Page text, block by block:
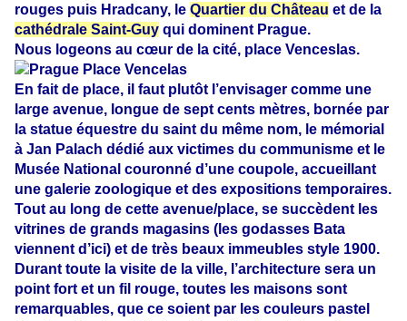
rouges puis Hradcany, le Quartier du Château et de la
cathédrale Saint-Guy qui dominent Prague.
Nous logeons au cœur de la cité, place Venceslas.
En fait de place, il faut plutôt l’envisager comme une
large avenue, longue de sept cents mètres, bornée par
la statue équestre du saint du même nom, le mémorial
à Jan Palach dédié aux victimes du communisme et le
Musée National couronné d’une coupole, accueillant
une galerie zoologique et des expositions temporaires.
Tout au long de cette avenue/place, se succèdent les
vitrines de grands magasins (les godasses Bata
viennent d’ici) et de très beaux immeubles style 1900.
Durant toute la visite de la ville, l’architecture sera un
point fort et un fil rouge, toutes les maisons sont
remarquables, que ce soient par les couleurs pastel